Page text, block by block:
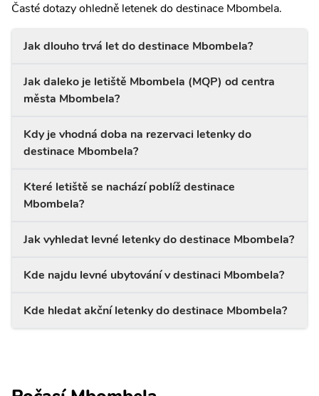
Časté dotazy ohledně letenek do destinace Mbombela.
Jak dlouho trvá let do destinace Mbombela?
Jak daleko je letiště Mbombela (MQP) od centra
města Mbombela?
Kdy je vhodná doba na rezervaci letenky do
destinace Mbombela?
Které letiště se nachází poblíž destinace
Mbombela?
Jak vyhledat levné letenky do destinace Mbombela?
Kde najdu levné ubytování v destinaci Mbombela?
Kde hledat akční letenky do destinace Mbombela?